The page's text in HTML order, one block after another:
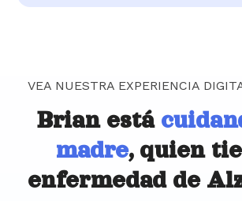
VEA NUESTRA EXPERIENCIA
Brian está
madre, quien
enfermedad de